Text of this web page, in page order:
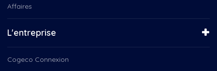
Expo de Saint-Hyacinthe
FADOQ Côte-Nord
Faon
Santé-vous bien !
Secondaire en spectacle (A24...
Secondaire en spectacle...
Soirées Découvertes
Affaires
L'entreprise
Cogeco Connexion